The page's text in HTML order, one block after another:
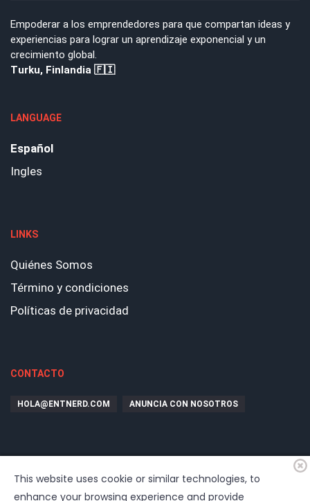
Empoderar a los emprendedores para que compartan ideas y
experiencias para lograr un aprendizaje exponencial y un
crecimiento global.
Turku, Finlandia 🇫🇮
LANGUAGE
Español
Ingles
LINKS
Quiénes Somos
Término y condiciones
Políticas de privacidad
CONTACTO
HOLA@ENTNERD.COM ANUNCIA CON NOSOTROS
This website uses cookie or similar technologies, to
enhance your browsing experience and provide